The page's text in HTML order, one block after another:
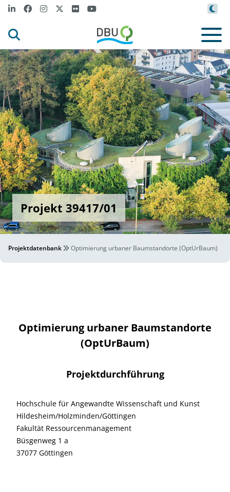
Projekt 39417/01
Projektdatenbank Optimierung urbaner Baumstandorte (OptUrBaum)
Optimierung urbaner Baumstandorte
(OptUrBaum)
Projektdurchführung
Hochschule für Angewandte Wissenschaft und Kunst
Hildesheim/Holzminden/Göttingen
Fakultät Ressourcenmanagement
Büsgenweg 1 a
37077 Göttingen